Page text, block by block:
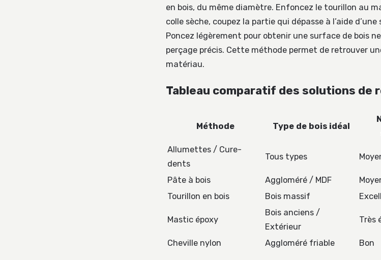
en bois, du même diamètre. Enfoncez le tourillon au
colle sèche, coupez la partie qui dépasse à l’aide
Poncez légèrement pour obtenir une surface de bois
perçage précis. Cette méthode permet de retrouver
matériau.
Tableau comparatif des solutions de
Méthode Type de bois idéal
Allumettes / Cure-
dents
Tous types
Pâte à bois Aggloméré / MDF
Tourillon en bois
Bois massif
Mastic époxy
Bois anciens /
Extérieur
Très
Cheville nylon Aggloméré friable Bon